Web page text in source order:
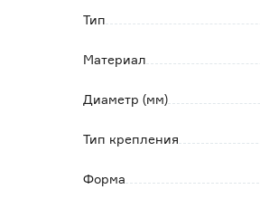
Особенности и
- при перестановке
- войлочная основа с
Тип
Материал
Диаметр (мм)
Тип крепления
Форма